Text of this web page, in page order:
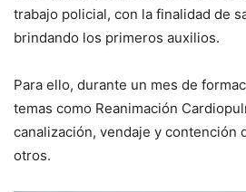
trabajo policial, con la finalidad de
brindando los primeros auxilios.
Para ello, durante un mes de
temas como Reanimación
canalización, vendaje y contención
otros.